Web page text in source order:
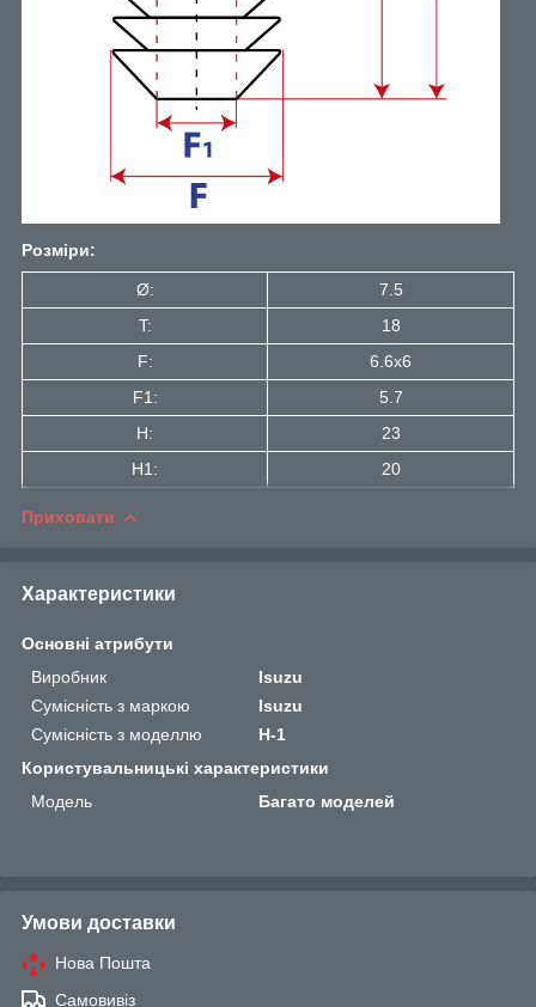
Розміри:
Ø:
7.5
T:
18
F:
6.6x6
F1:
5.7
H:
23
H1:
20
Приховати
Характеристики
Основні атрибути
Виробник
Isuzu
Сумісність з маркою
Isuzu
Сумісність з моделлю
H-1
Користувальницькі характеристики
Мoдель
Багато моделей
Умови доставки
Нова Пошта
Самовивіз